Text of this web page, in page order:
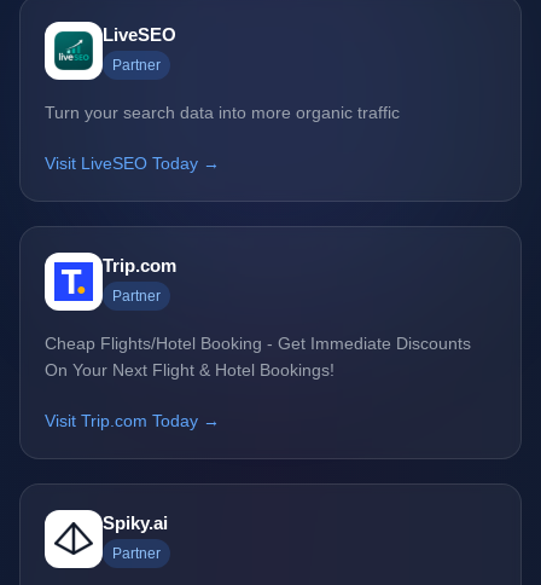
LiveSEO
Partner
Turn your search data into more organic traffic
Visit LiveSEO Today →
Trip.com
Partner
Cheap Flights/Hotel Booking - Get Immediate Discounts
On Your Next Flight & Hotel Bookings!
Visit Trip.com Today →
Spiky.ai
Partner